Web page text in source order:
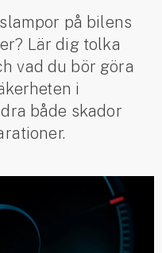
på bilens
Lär dig tolka
vad du bör göra
i
både skador